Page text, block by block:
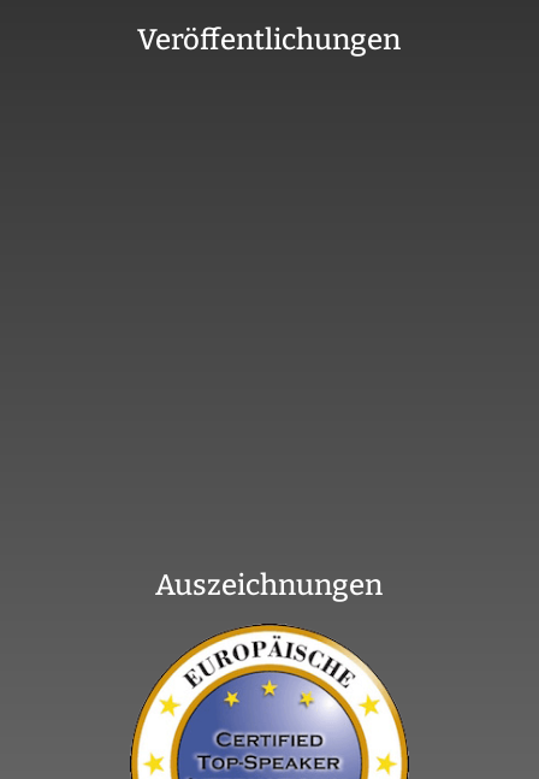
Veröffentlichungen
Auszeichnungen